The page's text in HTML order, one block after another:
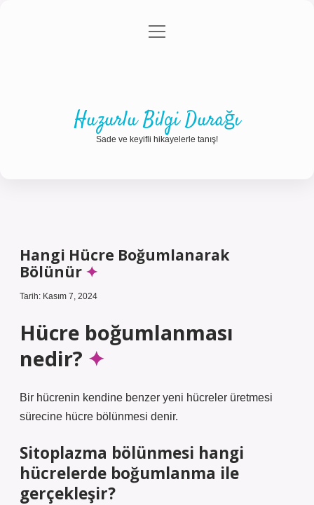
Gizlilik Politikası
menüyü
Huzurlu Bilgi Durağı
Sade ve keyifli hikayelerle tanış!
Hangi Hücre Boğumlanarak
Bölünür
Tarih: Kasım 7, 2024
Hücre boğumlanması
nedir?
Bir hücrenin kendine benzer yeni hücreler üretmesi
sürecine hücre bölünmesi denir.
Sitoplazma bölünmesi hangi
hücrelerde boğumlanma ile
gerçekleşir?